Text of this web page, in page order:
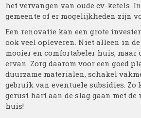
het vervangen van oude cv-ketels.
gemeente of er mogelijkheden zijn
Een renovatie kan een grote
ook veel opleveren. Niet alleen in
mooier en comfortabeler huis, maar
ervan. Zorg daarom voor een goed
duurzame materialen, schakel
gebruik van eventuele subsidies. Zo
gerust hart aan de slag gaan met de
huis!